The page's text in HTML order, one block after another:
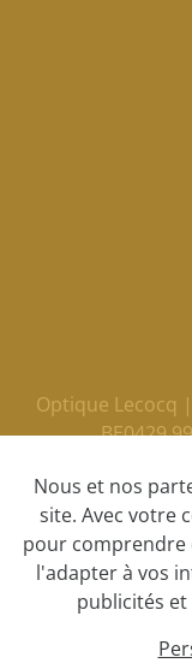
Optique Lecocq
Nous et nos
site. Avec votre
pour comprendre
l'adapter à vos
publicités